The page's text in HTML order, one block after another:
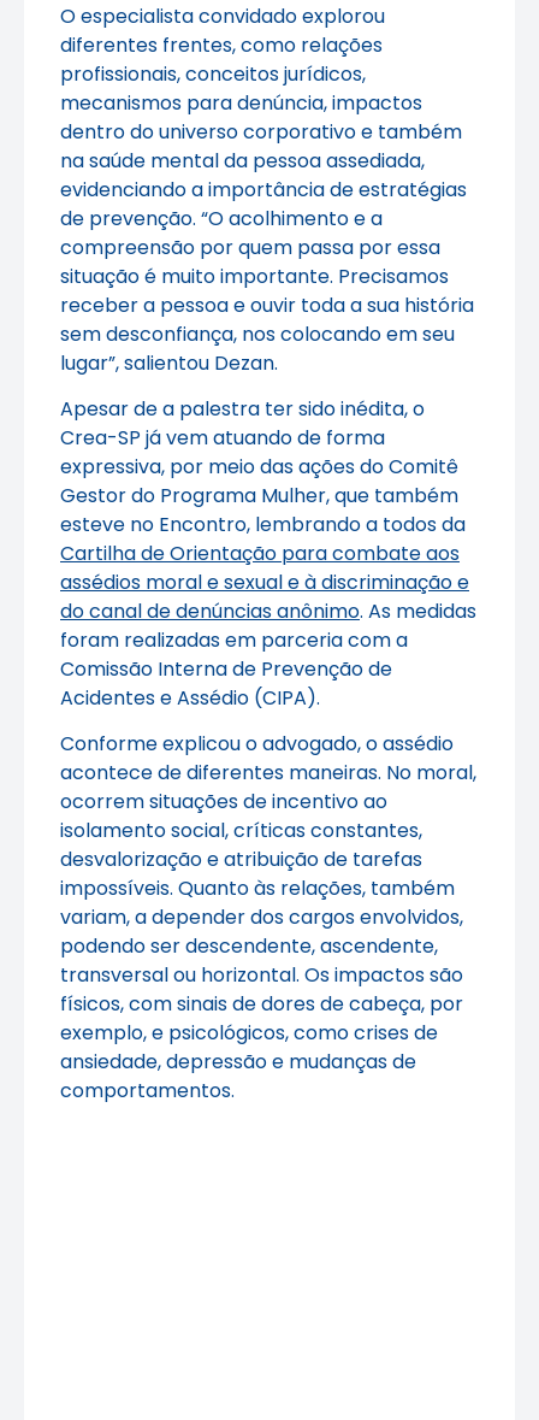
O especialista convidado explorou
diferentes frentes, como relações
profissionais, conceitos jurídicos,
mecanismos para denúncia, impactos
dentro do universo corporativo e também
na saúde mental da pessoa assediada,
evidenciando a importância de estratégias
de prevenção. “O acolhimento e a
compreensão por quem passa por essa
situação é muito importante. Precisamos
receber a pessoa e ouvir toda a sua história
sem desconfiança, nos colocando em seu
lugar”, salientou Dezan.
Apesar de a palestra ter sido inédita, o
Crea-SP já vem atuando de forma
expressiva, por meio das ações do Comitê
Gestor do Programa Mulher, que também
esteve no Encontro, lembrando a todos da
Cartilha de Orientação para combate aos
assédios moral e sexual e à discriminação e
do canal de denúncias anônimo. As medidas
foram realizadas em parceria com a
Comissão Interna de Prevenção de
Acidentes e Assédio (CIPA).
Conforme explicou o advogado, o assédio
acontece de diferentes maneiras. No moral,
ocorrem situações de incentivo ao
isolamento social, críticas constantes,
desvalorização e atribuição de tarefas
impossíveis. Quanto às relações, também
variam, a depender dos cargos envolvidos,
podendo ser descendente, ascendente,
transversal ou horizontal. Os impactos são
físicos, com sinais de dores de cabeça, por
exemplo, e psicológicos, como crises de
ansiedade, depressão e mudanças de
comportamentos.